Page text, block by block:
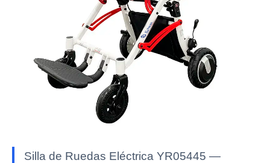
Silla de Ruedas Eléctrica YR05445 —